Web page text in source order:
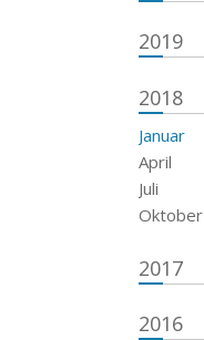
2019
2018
Januar
April
Juli
Oktober
2017
2016